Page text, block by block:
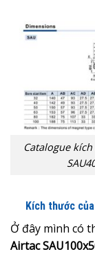
Catalogue
Kích thước
Ở đây mình có
Airtac